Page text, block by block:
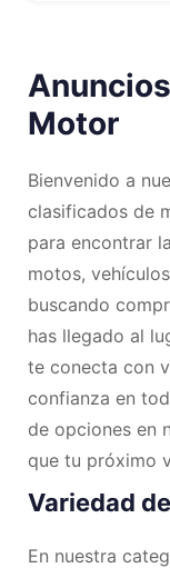
Motor
Bienvenido a
clasificados de
para encontrar
motos,
buscando
has llegado al
te conecta con
confianza en
de opciones en
que tu próximo
Variedad
En nuestra